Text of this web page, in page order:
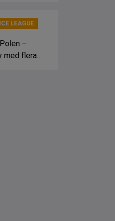
LEAGUE
–
med flera